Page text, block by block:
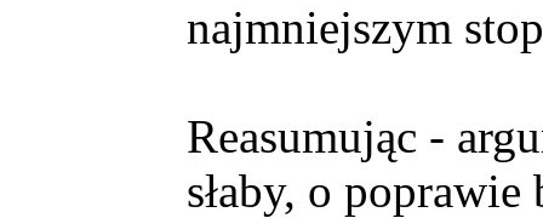
najmniejszym
Reasumując -
słaby, o